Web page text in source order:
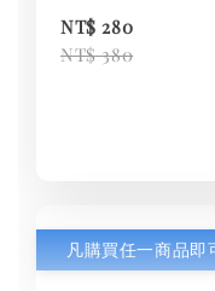
NT$ 280
NT$ 380